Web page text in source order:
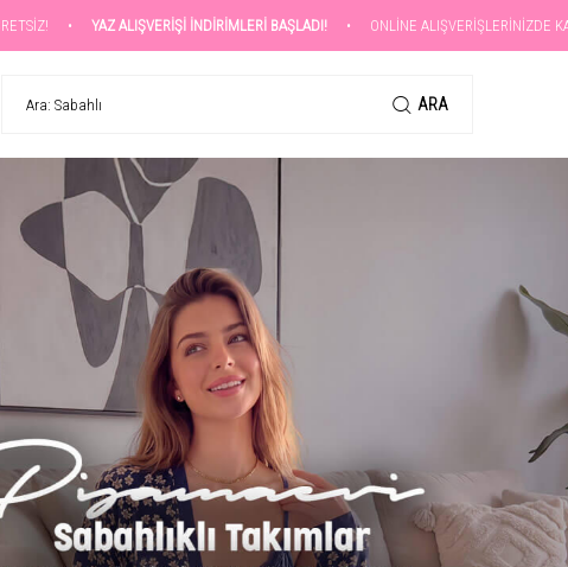
ALIŞVERİŞİ İNDİRİMLERİ BAŞLADI! • ONLİNE ALIŞVERİŞLERİNİZDE KARGO ÜCRETSİZ!
ARA